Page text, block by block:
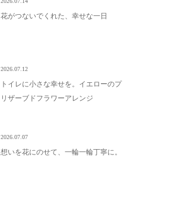
花がつないでくれた、幸せな一日
2026.07.12
トイレに小さな幸せを。イエローのプ
リザーブドフラワーアレンジ
2026.07.07
想いを花にのせて、一輪一輪丁寧に。